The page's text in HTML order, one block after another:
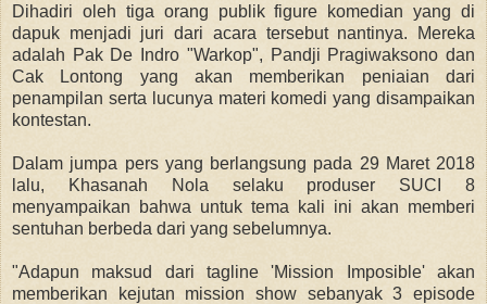
Dihadiri oleh tiga orang publik figure komedian yang di
dapuk menjadi juri dari acara tersebut nantinya. Mereka
adalah Pak De Indro "Warkop", Pandji Pragiwaksono dan
Cak Lontong yang akan memberikan peniaian dari
penampilan serta lucunya materi komedi yang disampaikan
kontestan.
Dalam jumpa pers yang berlangsung pada 29 Maret 2018
lalu, Khasanah Nola selaku produser SUCI 8
menyampaikan bahwa untuk tema kali ini akan memberi
sentuhan berbeda dari yang sebelumnya.
"Adapun maksud dari tagline 'Mission Imposible' akan
memberikan kejutan mission show sebanyak 3 episode